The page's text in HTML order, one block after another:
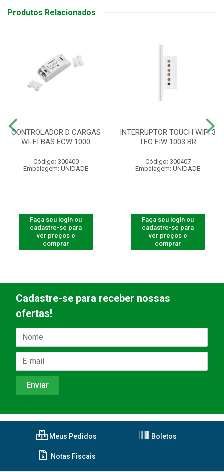
Produtos Relacionados
CONTROLADOR D CARGAS
WI-FI BAS ECW 1000
Código: 300400
Embalagem: UNIDADE
Faça seu login ou
cadastre-se para
ver preços e
comprar
INTERRUPTOR TOUCH WIFI 3
TEC EIW 1003 BR
Código: 300407
Embalagem: UNIDADE
Faça seu login ou
cadastre-se para
ver preços e
comprar
Cadastre-se para receber nossas
ofertas!
Meus Pedidos Boletos
Notas Fiscais